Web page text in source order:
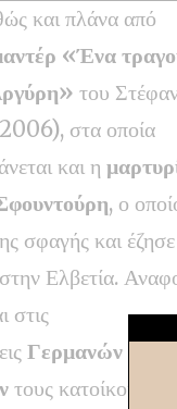
και πλάνα από
«Ένα
του
στα οποία
και η
, ο
σφαγής και
Ελβετία.
στις
Γερμανών που
τους κατοίκους και